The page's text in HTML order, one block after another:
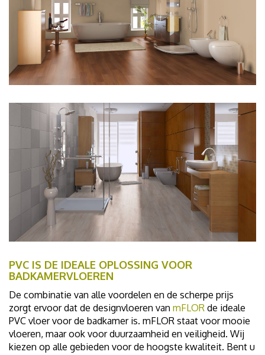
PVC IS DE IDEALE OPLOSSING VOOR
BADKAMERVLOEREN
De combinatie van alle voordelen en de scherpe prijs
zorgt ervoor dat de designvloeren van mFLOR de ideale
PVC vloer voor de badkamer is. mFLOR staat voor mooie
vloeren, maar ook voor duurzaamheid en veiligheid. Wij
kiezen op alle gebieden voor de hoogste kwaliteit. Bent u